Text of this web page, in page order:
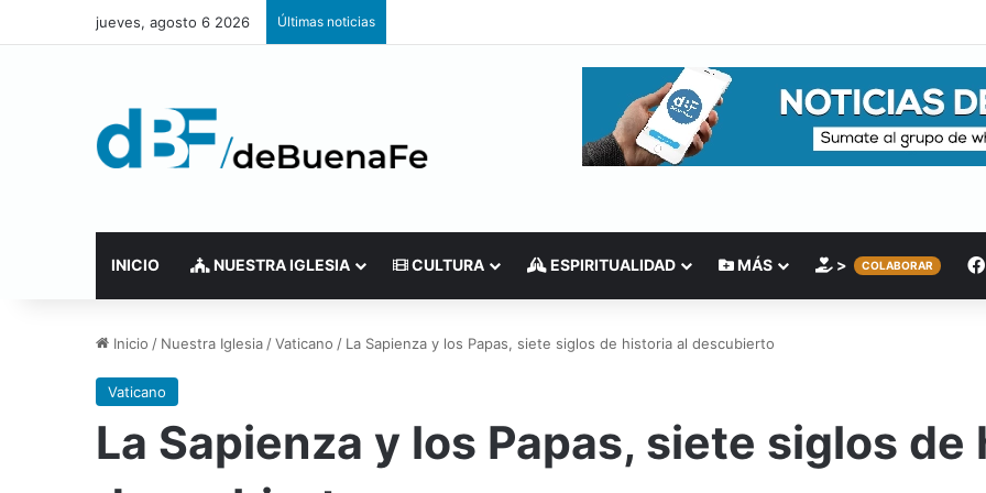
jueves, agosto 6 2026 Últimas noticias
INICIO NUESTRA IGLESIA CULTURA ESPIRITUALIDAD MÁS > COLABORAR
Inicio / Nuestra Iglesia /Vaticano / La Sapienza y los Papas, siete siglos de historia al descubierto
Vaticano
La Sapienza y los Papas, siete siglos de